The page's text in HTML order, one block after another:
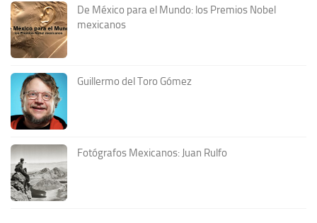
De México para el Mundo: los Premios Nobel
mexicanos
Guillermo del Toro Gómez
Fotógrafos Mexicanos: Juan Rulfo